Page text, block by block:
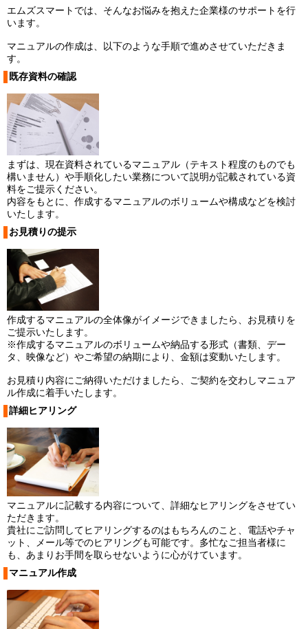
エムズスマートでは、そんなお悩みを抱えた企業様のサポートを行
います。
マニュアルの作成は、以下のような手順で進めさせていただきま
す。
既存資料の確認
まずは、現在資料されているマニュアル（テキスト程度のものでも
構いません）や手順化したい業務について説明が記載されている資
料をご提示ください。
内容をもとに、作成するマニュアルのボリュームや構成などを検討
いたします。
お見積りの提示
作成するマニュアルの全体像がイメージできましたら、お見積りを
ご提示いたします。
※作成するマニュアルのボリュームや納品する形式（書類、デー
タ、映像など）やご希望の納期により、金額は変動いたします。
お見積り内容にご納得いただけましたら、ご契約を交わしマニュア
ル作成に着手いたします。
詳細ヒアリング
マニュアルに記載する内容について、詳細なヒアリングをさせてい
ただきます。
貴社にご訪問してヒアリングするのはもちろんのこと、電話やチャ
ット、メール等でのヒアリングも可能です。多忙なご担当者様に
も、あまりお手間を取らせないように心がけています。
マニュアル作成